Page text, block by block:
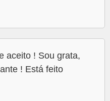
aceito ! Sou grata,
! Está feito